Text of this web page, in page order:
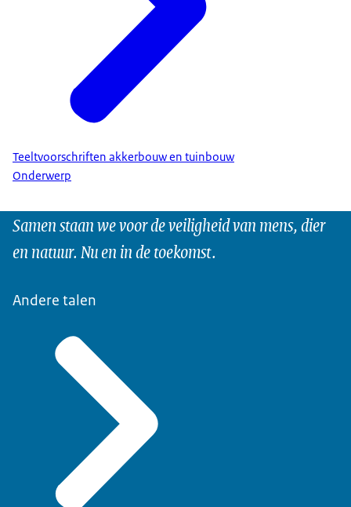
Teeltvoorschriften akkerbouw en tuinbouw
Onderwerp
Samen staan we voor de veiligheid van mens, dier
en natuur. Nu en in de toekomst.
Andere talen